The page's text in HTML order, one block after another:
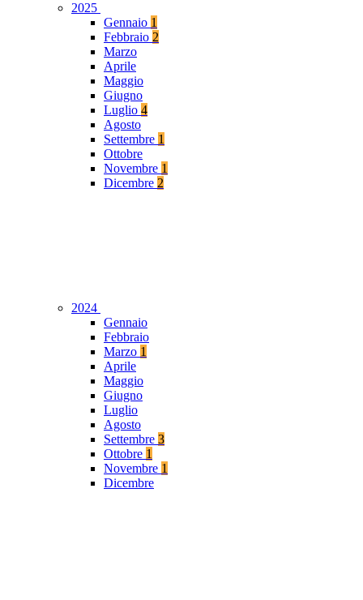
2025
Gennaio 1
Febbraio 2
Marzo
Aprile
Maggio
Giugno
Luglio 4
Agosto
Settembre 1
Ottobre
Novembre 1
Dicembre 2
2024
Gennaio
Febbraio
Marzo 1
Aprile
Maggio
Giugno
Luglio
Agosto
Settembre 3
Ottobre 1
Novembre 1
Dicembre